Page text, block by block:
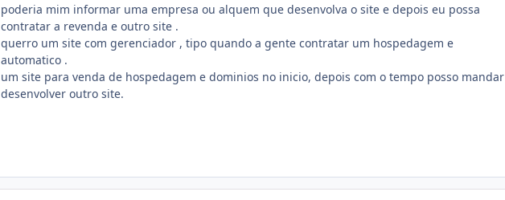
poderia mim informar uma empresa ou alquem que desenvolva o site e depois eu possa
contratar a revenda e outro site .
querro um site com gerenciador , tipo quando a gente contratar um hospedagem e
automatico .
um site para venda de hospedagem e dominios no inicio, depois com o tempo posso mandar
desenvolver outro site.